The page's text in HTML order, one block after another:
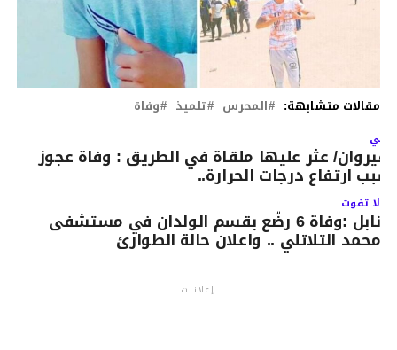
مقالات متشابهة: المحرس تلميذ وفاة
عثر عليها ملقاة في الطريق : وفاة عجوز
ارتفاع درجات الحرارة..
لا تفوت
نابل :وفاة 6 رضّع بقسم الولدان في مستشفى
محمد التلاتلي .. واعلان حالة الطوارئ
إعلانات